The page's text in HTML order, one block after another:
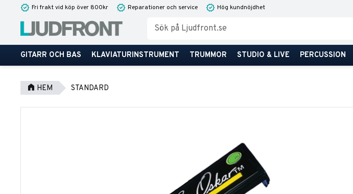
Fri frakt vid köp över 800kr Reparationer och service Hög kundnöjdhet
GITARR OCH BAS KLAVIATURINSTRUMENT TRUMMOR STUDIO & LIVE PERCUSSION
HEM STANDARD